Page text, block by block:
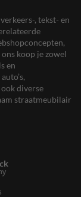
, tekst- en
koop je zowel
en
diverse
straatmeubilair